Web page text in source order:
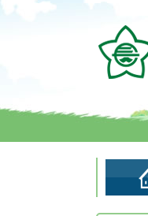
頭
す。
飛
し